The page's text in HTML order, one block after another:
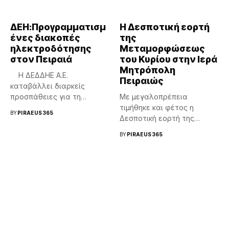
ΔΕΗ:Προγραμματισμ
ένες διακοπές
ηλεκτροδότησης
στον Πειραιά
H ΔΕΔΔΗΕ Α.Ε.
καταβάλλει διαρκείς
προσπάθειες για τη
BYPIRAEUS365
Η Δεσποτική εορτή
της
Μεταμορφώσεως
του Κυρίου στην Ιερά
Μητρόπολη
Πειραιώς
Με μεγαλοπρέπεια
τιμήθηκε και φέτος η
Δεσποτική εορτή της
BYPIRAEUS365